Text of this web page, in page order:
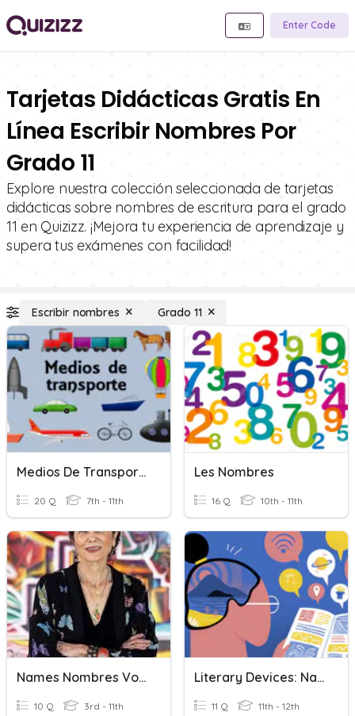
Enter Code
Tarjetas Didácticas Gratis En
Línea Escribir Nombres Por
Grado 11
Explore nuestra colección seleccionada de tarjetas
didácticas sobre nombres de escritura para el grado
11 en Quizizz. ¡Mejora tu experiencia de aprendizaje y
supera tus exámenes con facilidad!
Escribir nombres Grado 11
Medios De Transporte (escribir Nombre)
20 Q 7th - 11th
Les Nombres
16 Q 10th - 11th
Names Nombres Vocab
10 Q 3rd - 11th
Literary Devices: Names/Nombres
11 Q 11th - 12th